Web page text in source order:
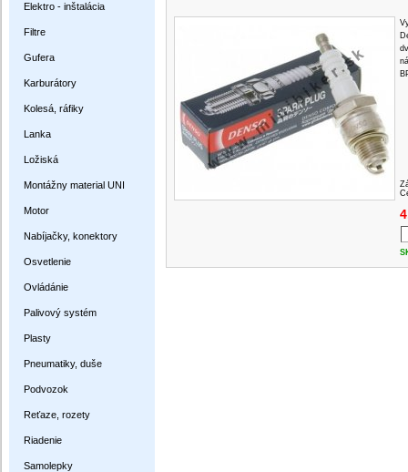
Elektro - inštalácia
Filtre
Gufera
Karburátory
Kolesá, ráfiky
Lanka
Ložiská
Montážny material UNI
Motor
Nabíjačky, konektory
Osvetlenie
Ovládánie
Palivový systém
Plasty
Pneumatiky, duše
Podvozok
Reťaze, rozety
Riadenie
Samolepky